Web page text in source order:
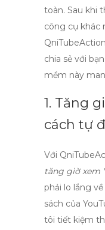
toàn. Sau khi
công cụ khác
QniTubeAction
chia sẻ với
mềm này
1. Tăng
cách tự
Với
tăng giờ xem
phải lo lắng
sách của
tôi tiết kiệm